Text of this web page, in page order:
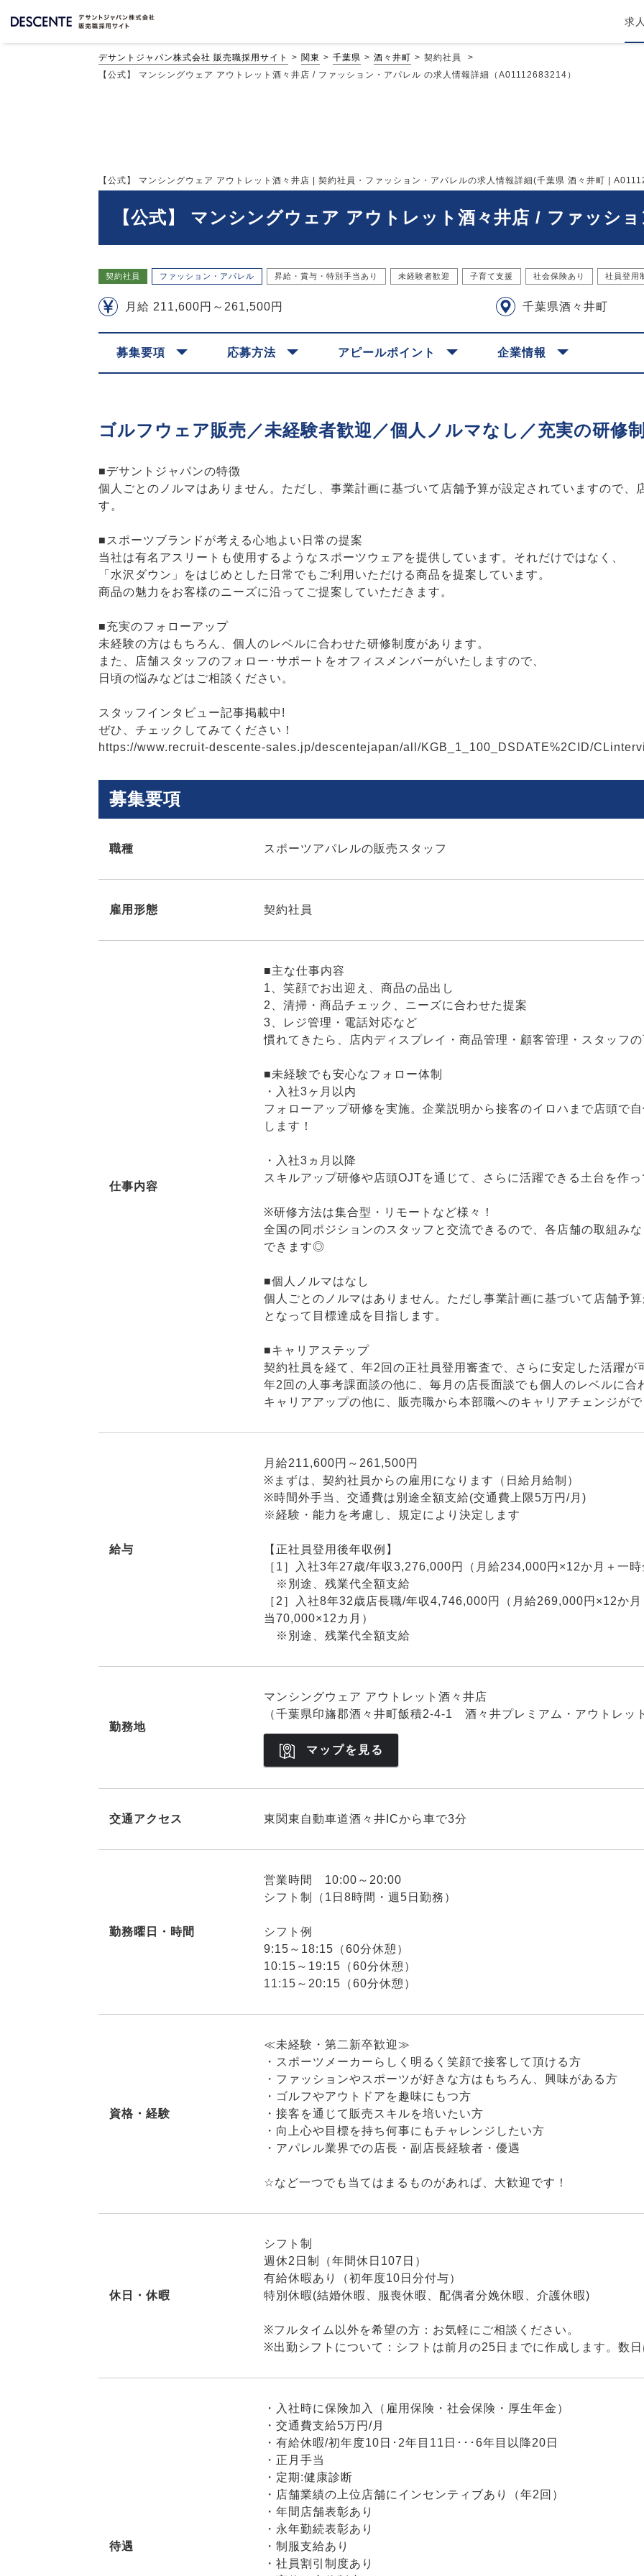
求
デサントジャパン株式会社 販売職採用サイト 関東 千葉県 酒々井町
契約社員
【公式】 マンシングウェア アウトレット酒々井店 / ファッション・アパレル の求人情報詳細（A01112683214）
【公式】 マンシングウェア アウトレット酒々井店 | 契約社員・ファッション・アパレルの求人情報詳細(千葉県 酒々井町 |
【公式】 マンシングウェア アウトレット酒々井店 / ファッシ
契約社員 ファッション・アパレル 昇給・賞与・特別手当あり 未経験者歓迎 子育て支援 社会保険あり 社員登用
月給 211,600円～261,500円 千葉県酒々井町
募集要項 応募方法 アピールポイント 企業情報
ゴルフウェア販売／未経験者歓迎／個人ノルマなし／充実の研修
■デサントジャパンの特徴
個人ごとのノルマはありません。ただし、事業計画に基づいて店舗予算が設定されていますので、
す。
■スポーツブランドが考える心地よい日常の提案
当社は有名アスリートも使用するようなスポーツウェアを提供しています。それだけではなく、
「水沢ダウン」をはじめとした日常でもご利用いただける商品を提案しています。
商品の魅力をお客様のニーズに沿ってご提案していただきます。
■充実のフォローアップ
未経験の方はもちろん、個人のレベルに合わせた研修制度があります。
また、店舗スタッフのフォロー･サポートをオフィスメンバーがいたしますので、
日頃の悩みなどはご相談ください。
スタッフインタビュー記事掲載中!
ぜひ、チェックしてみてください！
https://www.recruit-descente-sales.jp/descentejapan/all/KGB_1_100_DSDATE%2CID/
募集要項
職種 スポーツアパレルの販売スタッフ
雇用形態 契約社員
仕事内容
■主な仕事内容
1、笑顔でお出迎え、商品の品出し
2、清掃・商品チェック、ニーズに合わせた提案
3、レジ管理・電話対応など
慣れてきたら、店内ディスプレイ・商品管理・顧客管理・スタッフ
■未経験でも安心なフォロー体制
・入社3ヶ月以内
フォローアップ研修を実施。企業説明から接客のイロハまで店頭で
します！
・入社3ヵ月以降
スキルアップ研修や店頭OJTを通じて、さらに活躍できる土台を作
※研修方法は集合型・リモートなど様々！
全国の同ポジションのスタッフと交流できるので、各店舗の取組み
できます◎
■個人ノルマはなし
個人ごとのノルマはありません。ただし事業計画に基づいて店舗予
となって目標達成を目指します。
■キャリアステップ
契約社員を経て、年2回の正社員登用審査で、さらに安定した活躍
年2回の人事考課面談の他に、毎月の店長面談でも個人のレベルに
キャリアアップの他に、販売職から本部職へのキャリアチェンジが
給与
月給211,600円～261,500円
※まずは、契約社員からの雇用になります（日給月給制）
※時間外手当、交通費は別途全額支給(交通費上限5万円/月)
※経験・能力を考慮し、規定により決定します
【正社員登用後年収例】
［1］入社3年27歳/年収3,276,000円（月給234,000円×12か月＋一
※別途、残業代全額支給
［2］入社8年32歳店長職/年収4,746,000円（月給269,000円×12か
当70,000×12カ月）
※別途、残業代全額支給
勤務地
マンシングウェア アウトレット酒々井店
（千葉県印旛郡酒々井町飯積2-4-1 酒々井プレミアム・アウトレッ
マップを見る
交通アクセス 東関東自動車道酒々井ICから車で3分
勤務曜日・時間
営業時間 10:00～20:00
シフト制（1日8時間・週5日勤務）
シフト例
9:15～18:15（60分休憩）
10:15～19:15（60分休憩）
11:15～20:15（60分休憩）
資格・経験
≪未経験・第二新卒歓迎≫
・スポーツメーカーらしく明るく笑顔で接客して頂ける方
・ファッションやスポーツが好きな方はもちろん、興味がある方
・ゴルフやアウトドアを趣味にもつ方
・接客を通じて販売スキルを培いたい方
・向上心や目標を持ち何事にもチャレンジしたい方
・アパレル業界での店長・副店長経験者・優遇
☆など一つでも当てはまるものがあれば、大歓迎です！
休日・休暇
シフト制
週休2日制（年間休日107日）
有給休暇あり（初年度10日分付与）
特別休暇(結婚休暇、服喪休暇、配偶者分娩休暇、介護休暇)
※フルタイム以外を希望の方：お気軽にご相談ください。
※出勤シフトについて：シフトは前月の25日までに作成します。数
待遇
・入社時に保険加入（雇用保険・社会保険・厚生年金）
・交通費支給5万円/月
・有給休暇/初年度10日･2年目11日･･･6年目以降20日
・正月手当
・定期:健康診断
・店舗業績の上位店舗にインセンティブあり（年2回）
・年間店舗表彰あり
・永年勤続表彰あり
・制服支給あり
・社員割引制度あり